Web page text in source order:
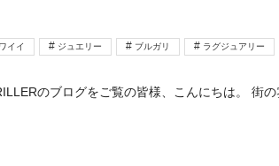
イイ ジュエリー ブルガリ ラグジュアリー
のブログをご覧の皆様、こんにちは。 街の